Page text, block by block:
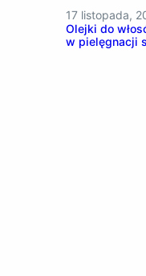
17 listopada,
Olejki do
w pielęgnacji